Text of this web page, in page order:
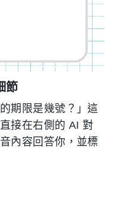
節
期限是幾號？」這
接在右側的 AI 對
內容回答你，並標